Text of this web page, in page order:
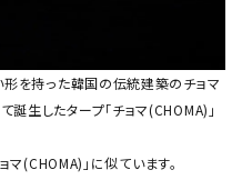
形を持った韓国の伝統建築のチョマ
生したタープ「チョマ(CHOMA)」
マ(CHOMA)」に似ています。